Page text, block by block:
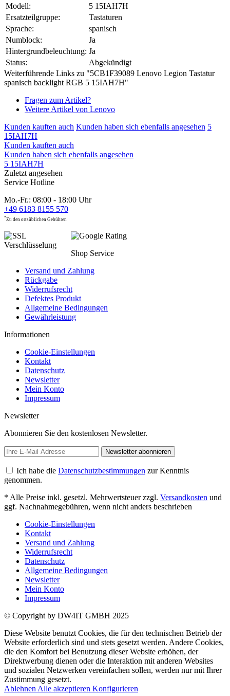
Modell:
5 15IAH7H
Ersatzteilgruppe:
Tastaturen
Sprache:
spanisch
Numblock:
Ja
Hintergrundbeleuchtung: Ja
Status:
Abgekündigt
Weiterführende Links zu "5CB1F39089 Lenovo Legion Tastatur
spanisch backlight RGB 5 15IAH7H"
Fragen zum Artikel?
Weitere Artikel von Lenovo
Kunden kauften auch Kunden haben sich ebenfalls angesehen 5
15IAH7H
Kunden kauften auch
Kunden haben sich ebenfalls angesehen
5 15IAH7H
Zuletzt angesehen
Service Hotline
Mo.-Fr.: 08:00 - 18:00 Uhr
+49 6183 8155 570
*Zu den ortsüblichen Gebühren
Shop Service
Versand und Zahlung
Rückgabe
Widerrufsrecht
Defektes Produkt
Allgemeine Bedingungen
Gewährleistung
Informationen
Cookie-Einstellungen
Kontakt
Datenschutz
Newsletter
Mein Konto
Impressum
Newsletter
Abonnieren Sie den kostenlosen Newsletter.
Newsletter abonnieren
Ich habe die Datenschutzbestimmungen zur Kenntnis
genommen.
* Alle Preise inkl. gesetzl. Mehrwertsteuer zzgl. Versandkosten und
ggf. Nachnahmegebühren, wenn nicht anders beschrieben
Cookie-Einstellungen
Kontakt
Versand und Zahlung
Widerrufsrecht
Datenschutz
Allgemeine Bedingungen
Newsletter
Mein Konto
Impressum
© Copyright by DW4IT GMBH 2025
Diese Website benutzt Cookies, die für den technischen Betrieb der
Website erforderlich sind und stets gesetzt werden. Andere Cookies,
die den Komfort bei Benutzung dieser Website erhöhen, der
Direktwerbung dienen oder die Interaktion mit anderen Websites
und sozialen Netzwerken vereinfachen sollen, werden nur mit Ihrer
Zustimmung gesetzt.
Ablehnen Alle akzeptieren Konfigurieren